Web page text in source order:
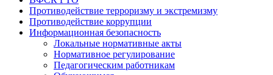
Противодействие терроризму и экстремизму
Противодействие коррупции
Информационная безопасность
Локальные нормативные акты
Нормативное регулирование
Педагогическим работникам